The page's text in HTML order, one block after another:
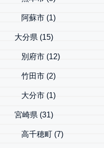
阿蘇市 (1)
大分県 (15)
別府市 (12)
竹田市 (2)
大分市 (1)
宮崎県 (31)
高千穂町 (7)